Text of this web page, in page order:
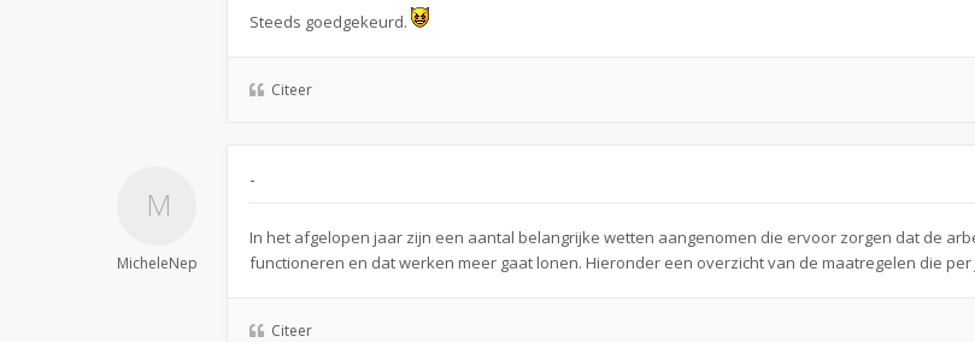
Steeds goedgekeurd.
Citeer
MicheleNep
-
In het afgelopen jaar zijn een aantal belangrijke wetten aangenomen die ervoor zorgen dat de
functioneren en dat werken meer gaat lonen. Hieronder een overzicht van de maatregelen die per
Citeer